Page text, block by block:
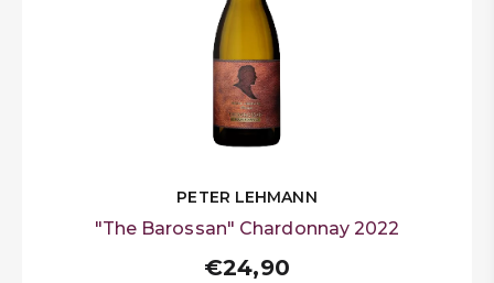
PETER LEHMANN
"The Barossan" Chardonnay 2022
€24,90